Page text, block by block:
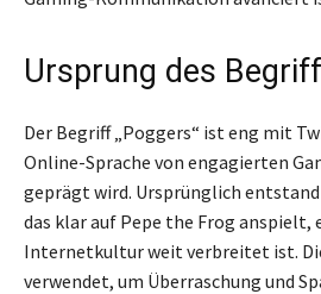
Ursprung des
Der Begriff „Poggers“ ist eng mit
Online-Sprache von engagierten
geprägt wird. Ursprünglich
das klar auf Pepe the Frog anspielt,
Internetkultur weit verbreitet ist.
verwendet, um Überraschung und